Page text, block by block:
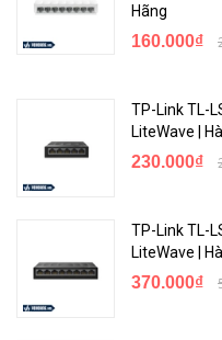
Hãng
160.000₫
TP-Link TL-
LiteWave |
230.000₫
TP-Link TL-
LiteWave |
370.000₫